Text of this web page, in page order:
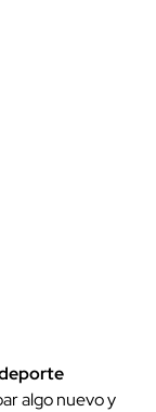
algo nuevo y